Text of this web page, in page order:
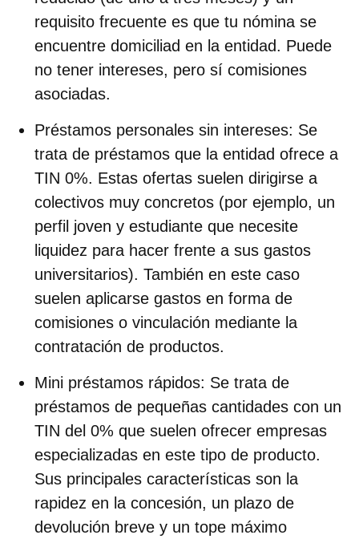
requisito frecuente es que tu nómina se
encuentre domiciliad en la entidad. Puede
no tener intereses, pero sí comisiones
asociadas.
Préstamos personales sin intereses: Se
trata de préstamos que la entidad ofrece a
TIN 0%. Estas ofertas suelen dirigirse a
colectivos muy concretos (por ejemplo, un
perfil joven y estudiante que necesite
liquidez para hacer frente a sus gastos
universitarios). También en este caso
suelen aplicarse gastos en forma de
comisiones o vinculación mediante la
contratación de productos.
Mini préstamos rápidos: Se trata de
préstamos de pequeñas cantidades con un
TIN del 0% que suelen ofrecer empresas
especializadas en este tipo de producto.
Sus principales características son la
rapidez en la concesión, un plazo de
devolución breve y un tope máximo